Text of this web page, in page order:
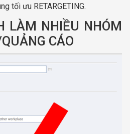
tối ưu RETARGETING.
LÀM NHIỀU NHÓM
CÁO